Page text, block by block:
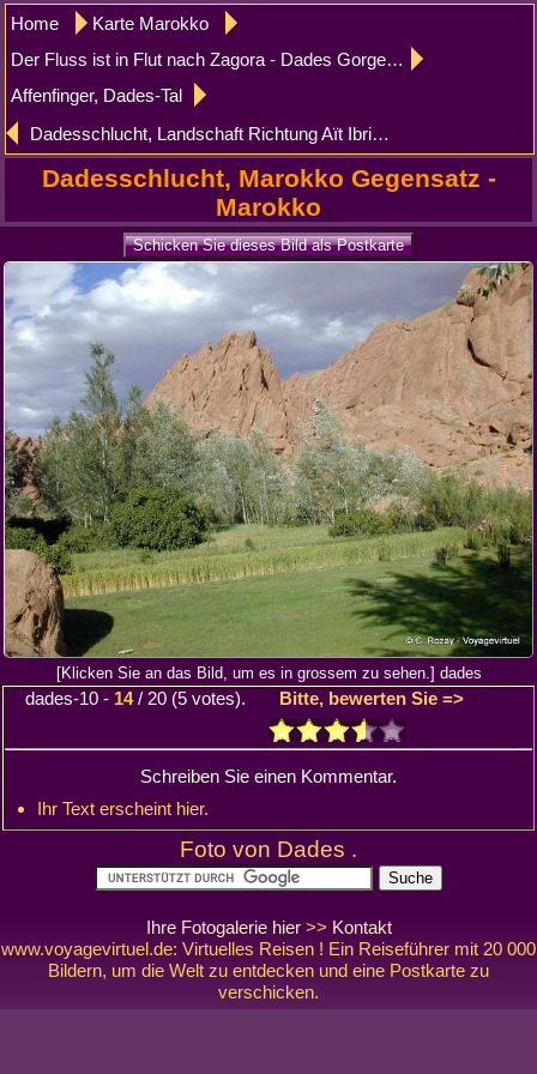
Home
Karte Marokko
Der Fluss ist in Flut nach Zagora - Dades Gorges
Affenfinger, Dades-Tal
Dadesschlucht, Landschaft Richtung Aït Ibriren
Dadesschlucht, Marokko Gegensatz -
Marokko
[Klicken Sie an das Bild, um es in grossem zu sehen.] dades
dades-10 - 14/ 20 (5 votes). Bitte, bewerten Sie =>
Schreiben Sie einen Kommentar.
Ihr Text erscheint hier.
Foto von Dades .
Ihre Fotogalerie hier>> Kontakt
www.voyagevirtuel.de: Virtuelles Reisen ! Ein Reiseführer mit 20 000
Bildern, um die Welt zu entdecken und eine Postkarte zu
verschicken.